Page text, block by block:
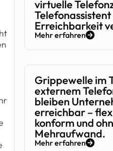
virtuelle
Erreichbarkeit
Mehr erfahren
Grippewelle im
externem
bleiben
erreichbar –
konform und
Mehraufwand.
Mehr erfahren